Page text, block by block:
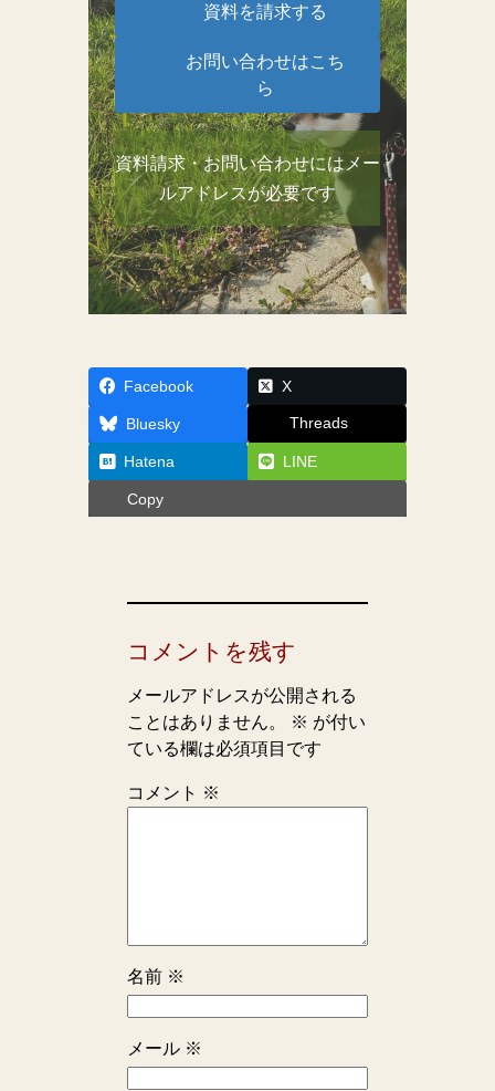
資料を請求する
お問い合わせはこち
ら
資料請求・お問い合わせにはメー
ルアドレスが必要です
Facebook X
Bluesky Threads
Hatena LINE
Copy
コメントを残す
メールアドレスが公開される
ことはありません。
※ が付い
ている欄は必須項目です
コメント ※
名前 ※
メール ※